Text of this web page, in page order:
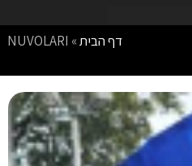
דף הבית»
NUVOLARI